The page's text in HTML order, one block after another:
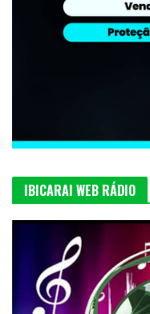
IBICARAI WEB RÁDIO